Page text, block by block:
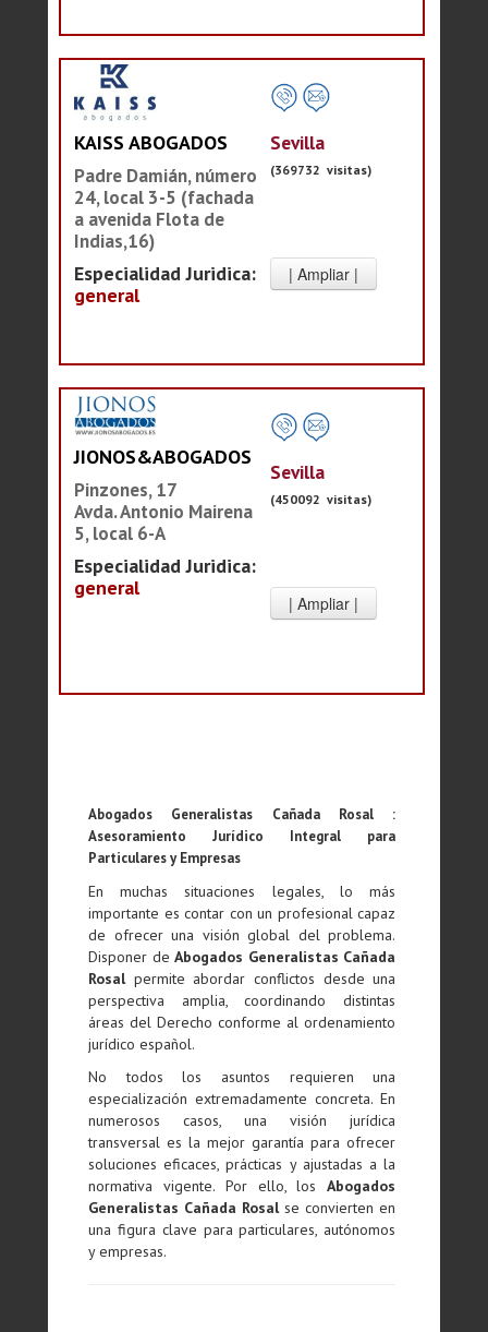
KAISS ABOGADOS
Padre Damián, número
24, local 3-5 (fachada
a avenida Flota de
Indias,16)
Especialidad Juridica:
general
Sevilla
(369732 visitas)
JIONOS&ABOGADOS
Pinzones, 17
Avda. Antonio Mairena
5, local 6-A
Especialidad Juridica:
general
Sevilla
(450092 visitas)
Abogados Generalistas Cañada Rosal :
Asesoramiento Jurídico Integral para
Particulares y Empresas
En muchas situaciones legales, lo más
importante es contar con un profesional capaz
de ofrecer una visión global del problema.
Disponer deAbogados Generalistas Cañada
Rosalpermite abordar conflictos desde una
perspectiva amplia, coordinando distintas
áreas del Derecho conforme al ordenamiento
jurídico español.
No todos los asuntos requieren una
especialización extremadamente concreta. En
numerosos casos, una visión jurídica
transversal es la mejor garantía para ofrecer
soluciones eficaces, prácticas y ajustadas a la
normativa vigente. Por ello, losAbogados
Generalistas Cañada Rosalse convierten en
una figura clave para particulares, autónomos
y empresas.